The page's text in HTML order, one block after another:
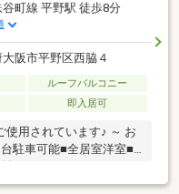
町線 平野駅 徒歩8分
大阪市平野区西脇４
ルーフバルコニー
即入居可
使用されています♪ ～ お
駐車可能■全居室洋室■
し可能 ～ 周辺環境 ～・